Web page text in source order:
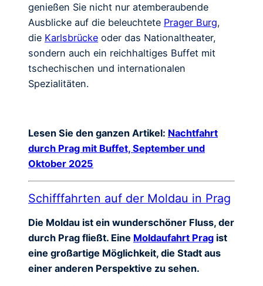
genießen Sie nicht nur atemberaubende
Ausblicke auf die beleuchtete Prager Burg,
die Karlsbrücke oder das Nationaltheater,
sondern auch ein reichhaltiges Buffet mit
tschechischen und internationalen
Spezialitäten.
Lesen Sie den ganzen Artikel: Nachtfahrt
durch Prag mit Buffet, September und
Oktober 2025
Schifffahrten auf der Moldau in Prag
Die Moldau ist ein wunderschöner Fluss, der
durch Prag fließt. Eine Moldaufahrt Prag ist
eine großartige Möglichkeit, die Stadt aus
einer anderen Perspektive zu sehen.